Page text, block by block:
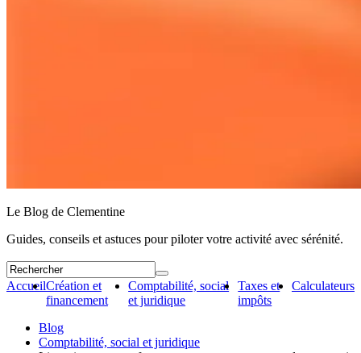
Le Blog de Clementine
Guides, conseils et astuces pour piloter votre activité avec sérénité.
AccueilCréation et
financement
Comptabilité, social
et juridique
Taxes et
impôts
Calculateurs
Blog
Comptabilité, social et juridique